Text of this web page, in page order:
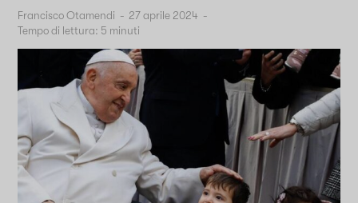
Francisco Otamendi - 27 aprile 2024 -
Tempo di lettura: 5 minuti